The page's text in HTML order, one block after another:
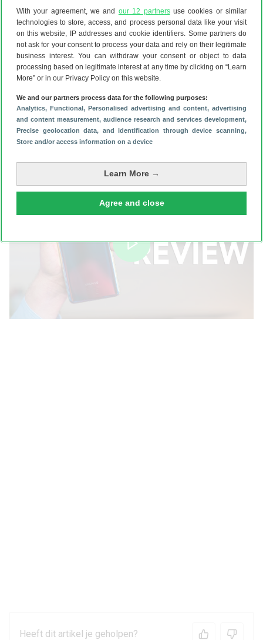
With your agreement, we and our 12 partnersuse cookies or similar
technologies to store, access, and process personal data like your visit
on this website, IP addresses and cookie identifiers. Some partners do
not ask for your consent to process your data and rely on their legitimate
business interest. You can withdraw your consent or object to data
processing based on legitimate interest at any time by clicking on “Learn
More” or in our Privacy Policy on this website.
We and our partners process data for the following purposes:
Analytics, Functional, Personalised advertising and content, advertising
and content measurement, audience research and services development,
Precise geolocation data, and identification through device scanning,
Store and/or access information on a device
Learn More →
Agree and close
heeft last van problemen. Zo zien sommige gebruikers een
groene waas over het display, als de helderheid
bijvoorbeeld laag staat. Ook toont het OnePlus 8 Pro in
sommige gevallen de kleur zwart niet goed; zogeheten
‘crushed blacks’. OnePlus heeft inmiddels gereageerd en
belooft de schermproblemen op te lossen middels
eerstvolgende software-update een oplossing bevat voor
de groene waas van het scherm.
→ Lees verder over de schermproblemen van de
OnePlus 8 Pro
Video van de week: review van OnePlus 8
Heeft dit artikel je geholpen?